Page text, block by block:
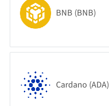
BNB (BNB)
Cardano (ADA)